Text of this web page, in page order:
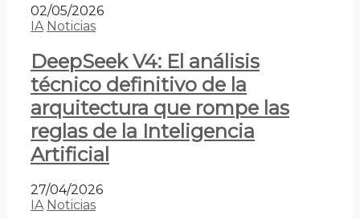
02/05/2026
IA Noticias
DeepSeek V4: El análisis
técnico definitivo de la
arquitectura que rompe las
reglas de la Inteligencia
Artificial
27/04/2026
IA Noticias